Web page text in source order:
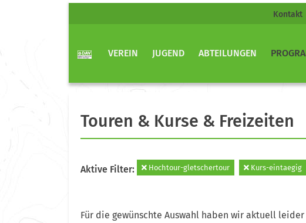
Kontakt
VEREIN JUGEND ABTEILUNGEN
Touren & Kurse & Freizeiten
Aktive Filter: Hochtour-gletschertour Kurs-eintaegig
Für die gewünschte Auswahl haben wir aktuell